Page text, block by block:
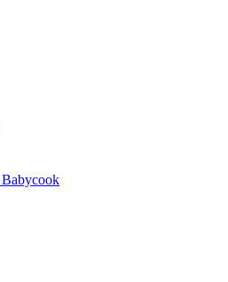
Babycook